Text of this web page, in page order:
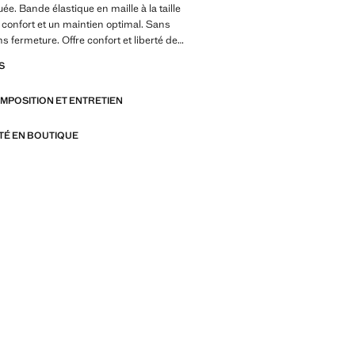
Bande élastique en maille à la taille
et un maintien optimal. Sans
fermeture. Offre confort et liberté de
en coton de style jean. Flare. Forme
Blouson biker effet usé. Deux
ET ENTRETIEN
EN BOUTIQUE